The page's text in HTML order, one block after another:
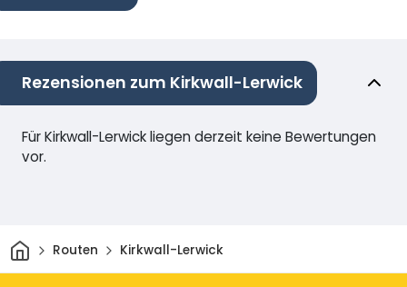
Rezensionen zum Kirkwall-Lerwick
Für Kirkwall-Lerwick liegen derzeit keine Bewertungen
vor.
HeimRouten Kirkwall-Lerwick